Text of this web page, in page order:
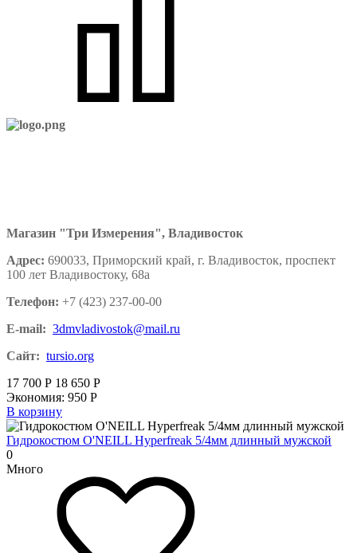
Магазин "Три Измерения", Владивосток
Адрес: 690033, Приморский край, г. Владивосток, проспект
100 лет Владивостоку, 68а
Телефон: +7 (423) 237-00-00
E-mail: 3dmvladivostok@mail.ru
Сайт: tursio.org
17 700 Р 18 650 Р
Экономия: 950 Р
В корзину
Гидрокостюм O'NEILL Hyperfreak 5/4мм длинный мужской
0
Много